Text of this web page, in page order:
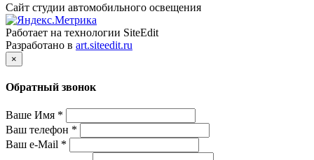
Сайт студии автомобильного освещения
Работает на технологии SiteEdit
Разработано в art.siteedit.ru
×
Обратный звонок
Ваше Имя *
Ваш телефон *
Ваш e-Mail *